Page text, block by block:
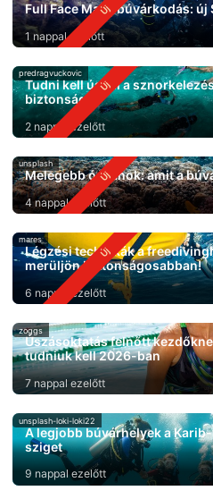
Full Face Mask búvárkodás:
1 nappal ezelőtt
predragvuckovic
Tudni kell úszni a
biztonsága
2 nappal ezelőtt
unsplash
Melegebb óceánok: amit a
4 nappal ezelőtt
mares
Légzési technikák a
merüljön biztonságosabban!
6 nappal ezelőtt
zoggs
Úszásoktatás felnőtt
tudniuk kell 2026-ban
7 nappal ezelőtt
unsplash-loki-loki22
A legjobb búvárhelyek a
sziget
9 nappal ezelőtt